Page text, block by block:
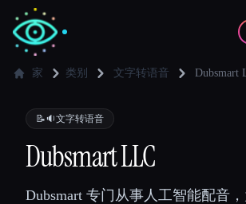
✍️写作者
💻
家 类别 文字转语音 Dubsmart
📝🔉文字转语音
Dubsmart LLC
Dubsmart 专门从事人工智能配音